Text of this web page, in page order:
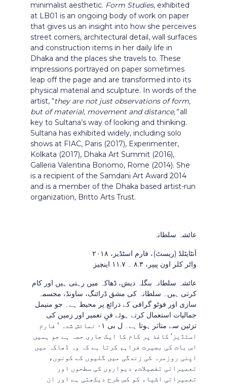
minimalist aesthetic. Form Studies, exhibited
at LB01 is an ongoing body of work on paper
that gives us an insight into how she perceives
street corners, architectural detail, wall surfaces
and construction items in her daily life in
Dhaka and the places she travels to. These
impressions portrayed on paper sometimes
leap off the page and are transformed into its
physical material and sculpture. In words of the
artist, “they are not just observations of form,
but of material, movement and distance,”all
key to Sultana’s way of looking and thinking.
Sultana has exhibited widely, including solo
shows at FIAC, Paris (2017), Experimenter,
Kolkata (2017), Dhaka Art Summit (2016),
Galleria Valentina Bonomo, Rome (2014). She
is a recipient of the Samdani Art Award 2014
and is a member of the Dhaka based artist-run
organization, Britto Arts Trust.
عائشہ سلطانہ
اَنٹایٹلڈ (ریسٹ)، فارم اسٹڈیز، ۲۰۱۸
واٹر کلر اون پیپر، ۸.۳ ۔ ۱۱.۷ اینچیز
عائشہ سلطانہ بنگلہ دیش، ڈھاکہ میں رہتی ہیں اور کام
کرتی ہیں۔ سلطانہ کی مشق ڈرائنگ، ساونڈ، مجسمہ
سازی اور فوٹو گرافی کے ذرائع پر محیط ہے۔ جو منیمل
جمالیات استعمال کرتے ہوئے فنِ تعمیر اور زمین کی
تزئین سے متاثر ہوتا ہے۔ ل بی ۰۱ نمائش شدہ ’ فارم
اسٹڈیز‘ کاغذ پر کام کا ایک جاری حصہ ہے جو ہمیں
اس بات کی بصیرت فراہم کرتا ہے کہ وہ ڈھاکہ میں
اپنی روزمرہ کی زندگی میں گلیوں کے کونوں،
تعمیراتی تفصیلات، دیواروں کی سطحوں اور
تعمیراتی اشیاء کو کس طرح دیکھتی ہے اور ان